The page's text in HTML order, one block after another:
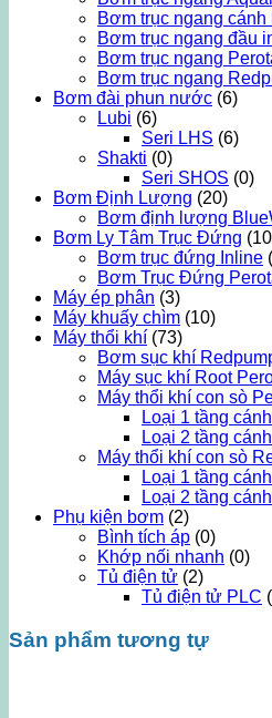
Bơm trục ngang
Bơm trục ngang đầu
Bơm trục ngang
Bơm trục ngang
Bơm đài phun nước (6)
Lubi (6)
Seri LHS (6)
Shakti (0)
Seri SHOS (0)
Bơm Định Lượng (20)
Bơm định lượng
Bơm Ly Tâm Trục Đứng
Bơm trục đứng Inline
Bơm Trục Đứng
Máy ép phân (3)
Máy khuấy chìm (10)
Máy thổi khí (73)
Bơm sục khí
Máy sục khí Root
Máy thổi khí con sò
Loại 1 tầng cánh
Loại 2 tầng cánh
Máy thổi khí con sò
Loại 1 tầng cánh
Loại 2 tầng cánh
Phụ kiện bơm (2)
Bình tích áp (0)
Khớp nối nhanh (0)
Tủ điện tử (2)
Tủ điện tử PLC
Sản phẩm tương tự